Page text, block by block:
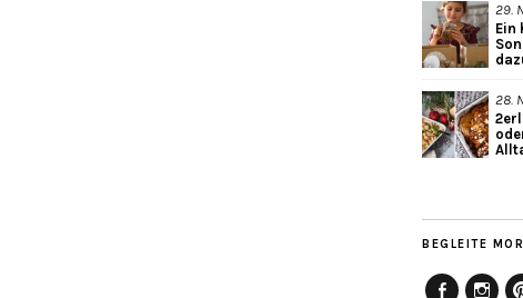
29.
Ein
28.
BEGLEITE